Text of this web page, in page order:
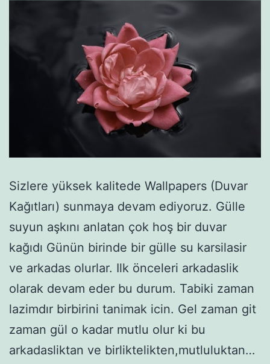
Sizlere yüksek kalitede Wallpapers (Duvar
Kağıtları) sunmaya devam ediyoruz. Gülle
suyun aşkını anlatan çok hoş bir duvar
kağıdı Günün birinde bir gülle su karsilasir
ve arkadas olurlar. Ilk önceleri arkadaslik
olarak devam eder bu durum. Tabiki zaman
lazimdır birbirini tanimak icin. Gel zaman git
zaman gül o kadar mutlu olur ki bu
arkadasliktan ve birliktelikten,mutluluktan…